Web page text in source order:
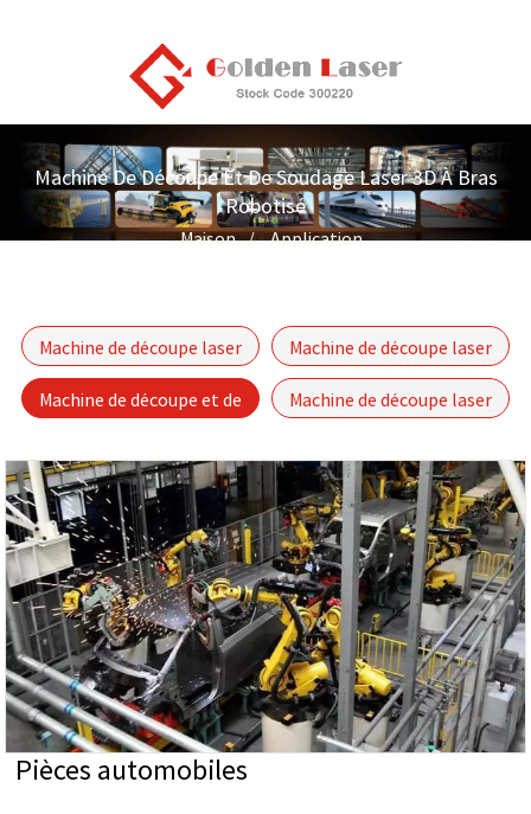
Machine De Découpe Et De Soudage Laser 3D À Bras
Robotisé
Maison Application
Machine de découpe laser
pour tuyaux et tubes
Machine de découpe laser
de tôles métalliques
Machine de découpe et de
robotisé
Machine de découpe laser
feuilles à double usage
Pièces automobiles